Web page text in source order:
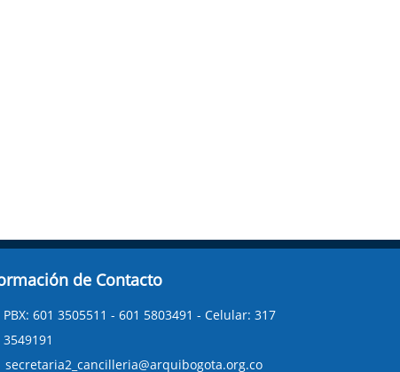
de Contacto
PBX: 601 3505511 - 601 5803491 - Celular: 317
3549191
secretaria2_cancilleria@arquibogota.org.co